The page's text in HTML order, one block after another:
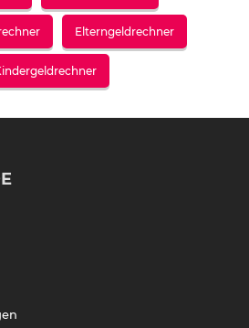
Elterngeldrechner